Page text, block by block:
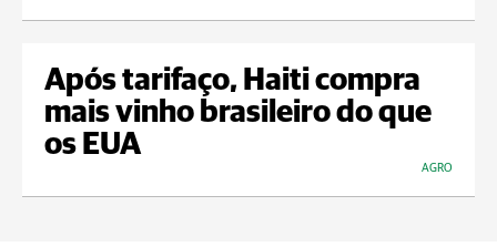
Após tarifaço, Haiti compra
mais vinho brasileiro do que
os EUA
AGRO